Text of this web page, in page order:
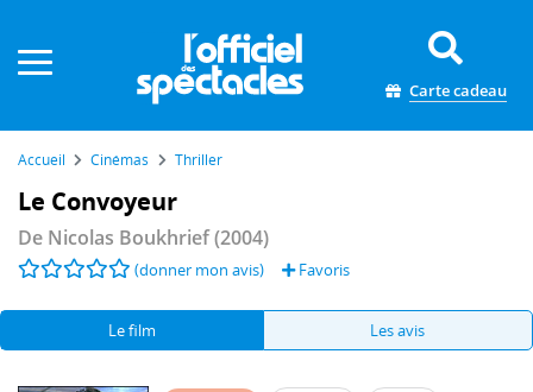
Carte cadeau
Accueil Cinémas Thriller
Le Convoyeur
De Nicolas Boukhrief(2004)
(donner mon avis) Favoris
Le film Les avis